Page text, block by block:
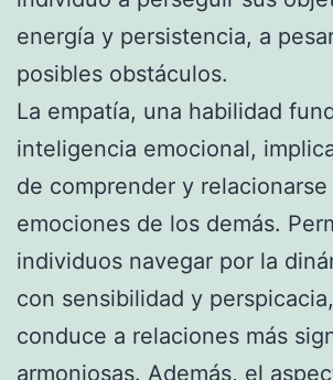
energía y persistencia, a
posibles obstáculos.
La empatía, una habilidad
inteligencia emocional,
de comprender y
emociones de los demás.
individuos navegar por la
con sensibilidad y
conduce a relaciones más
armoniosas. Además, el